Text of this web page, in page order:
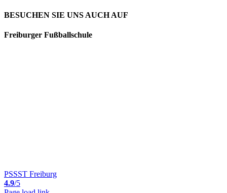
BESUCHEN SIE UNS AUCH AUF
Freiburger Fußballschule
PSSST Freiburg
4.9/5